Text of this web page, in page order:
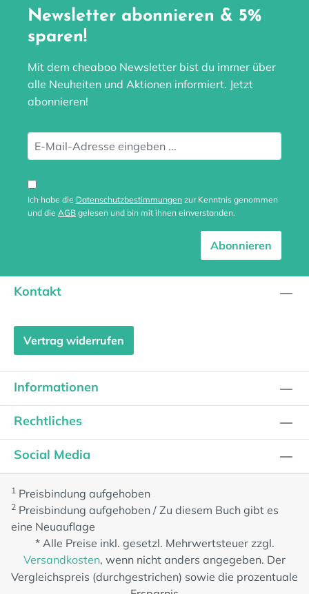
Newsletter abonnieren & 5%
sparen!
Mit dem cheaboo Newsletter bist du immer über
alle Neuheiten und Aktionen informiert. Jetzt
abonnieren!
Ich habe die Datenschutzbestimmungen zur Kenntnis genommen
und die AGB gelesen und bin mit ihnen einverstanden.
Abonnieren
Kontakt
Vertrag widerrufen
Informationen
Rechtliches
Social Media
1 Preisbindung aufgehoben
2 Preisbindung aufgehoben / Zu diesem Buch gibt es
eine Neuauflage
* Alle Preise inkl. gesetzl. Mehrwertsteuer zzgl.
Versandkosten, wenn nicht anders angegeben. Der
Vergleichspreis (durchgestrichen) sowie die prozentuale